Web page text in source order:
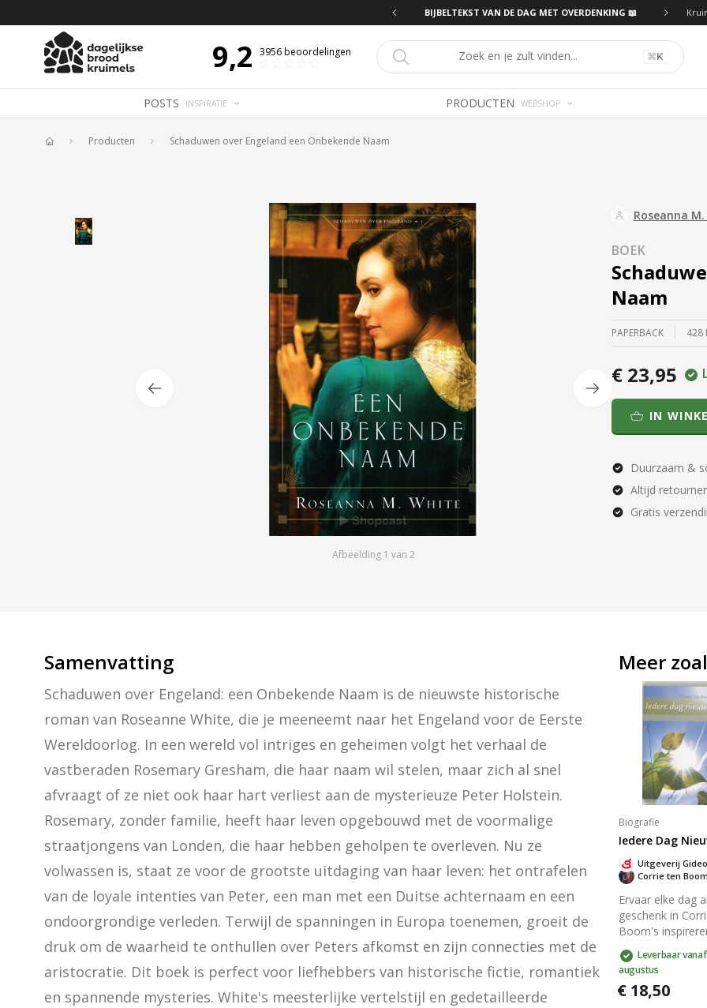
BIJBELTEKST VAN DE DAG MET OVERDENKING 📖 BIJBELTEKST VAN DE DAG MET OVERDENKING 📖
9,2 3956beoordelingen ⌘K
POSTS INSPIRATIE PRODUCTEN WEBSHOP
Producten Schaduwen over Engeland een Onbekende Naam
Afbeelding 1 van 2
Roseanna
BOEK
Naam
PAPERBACK 428
€ 23,95
IN
Duurzaam &
Altijd
Gratis
Samenvatting
Schaduwen over Engeland: een Onbekende Naam is de nieuwste historische
roman van Roseanne White, die je meeneemt naar het Engeland voor de Eerste
Wereldoorlog. In een wereld vol intriges en geheimen volgt het verhaal de
vastberaden Rosemary Gresham, die haar naam wil stelen, maar zich al snel
afvraagt of ze niet ook haar hart verliest aan de mysterieuze Peter Holstein.
Rosemary, zonder familie, heeft haar leven opgebouwd met de voormalige
straatjongens van Londen, die haar hebben geholpen te overleven. Nu ze
volwassen is, staat ze voor de grootste uitdaging van haar leven: het ontrafelen
van de loyale intenties van Peter, een man met een Duitse achternaam en een
ondoorgrondige verleden. Terwijl de spanningen in Europa toenemen, groeit de
druk om de waarheid te onthullen over Peters afkomst en zijn connecties met de
aristocratie. Dit boek is perfect voor liefhebbers van historische fictie, romantiek
en spannende mysteries. White's meesterlijke vertelstijl en gedetailleerde
Meer
Biografie
Iedere Dag
Corrie ten Boom
Uitgeverij
Ervaar elke dag
geschenk in
Boom's
meditaties en
Ontdek haar
onverzettelijke
vertrouwen in
Leverbaar
augustus
€ 18,50